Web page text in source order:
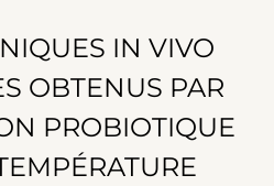
IN VIVO
OBTENUS PAR
PROBIOTIQUE